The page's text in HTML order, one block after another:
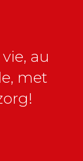
au
met